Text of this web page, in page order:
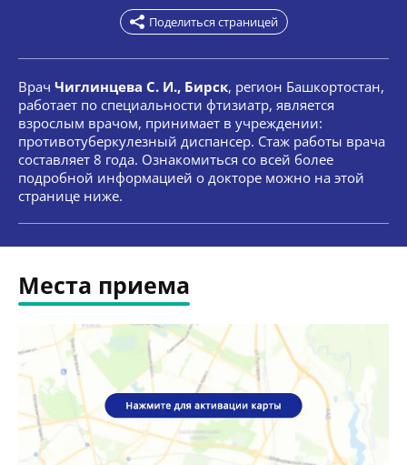
Поделиться страницей
Врач Чиглинцева С. И., Бирск, регион Башкортостан,
работает по специальности фтизиатр, является
взрослым врачом, принимает в учреждении:
противотуберкулезный диспансер. Стаж работы врача
составляет 8 года. Ознакомиться со всей более
подробной информацией о докторе можно на этой
странице ниже.
Места приема